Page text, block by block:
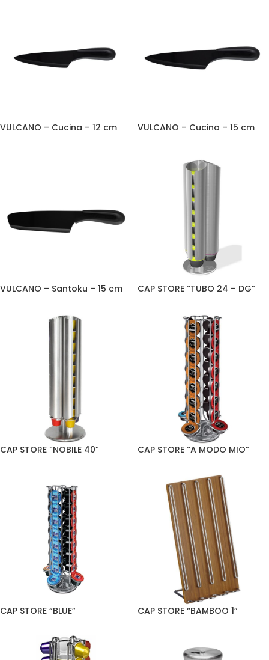
VULCANO – Cucina – 12 cm VULCANO – Cucina – 15 cm
VULCANO – Santoku – 15 cm CAP STORE “TUBO 24 – DG”
CAP STORE “NOBILE 40” CAP STORE “A MODO MIO”
CAP STORE “BLUE” CAP STORE “BAMBOO 1”